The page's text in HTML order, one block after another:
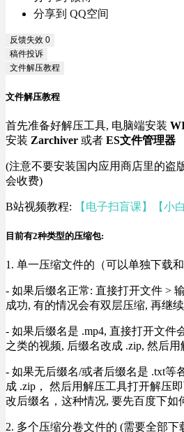
分享到 QQ空间
反馈失效 0
稿件投诉
文件解压教程
文件解压教程
首先准备好解压工具, 电脑端安装
安装 Zarchiver 或者 ES文件管理器
(注意不要安装国内应用商店里的盗
会收费)
B站视频教程: 【电子扫盲课】【小
目前有2种类型的压缩包:
1. 单一压缩文件的（可以单独下载
- 如果后缀名正常: 直接打开文件 >
成功, 有的情况会有双层压缩, 再继
- 如果后缀名是 .mp4, 直接打开文件
之类的视频, 后缀名改成 .zip, 然后
- 如果无后缀名/或者后缀名是 .txt等
成 .zip， 然后用解压工具打开解压
改后缀名，这种情况, 要先百度下如
2. 多个压缩分卷文件的 (需要全部